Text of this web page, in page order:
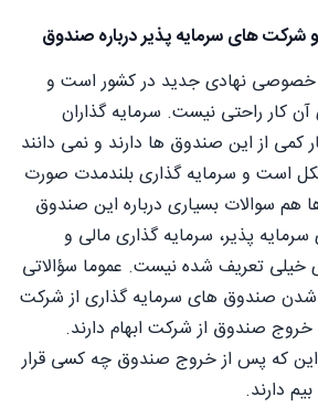
شرکت های سرمایه پذیر درباره صندوق
خصوصی نهادی جدید در کشور است و
کار راحتی نیست. سرمایه گذاران
از این صندوق ها دارند و نمی دانند
است و سرمایه گذاری بلندمدت صورت
هم سوالات بسیاری درباره این صندوق
سرمایه پذیر، سرمایه گذاری مالی و
خیلی تعریف شده نیست. عموما سؤالاتی
شدن صندوق های سرمایه گذاری از شرکت
خروج صندوق از شرکت ابهام دارند.
که پس از خروج صندوق چه کسی قرار
دارند.